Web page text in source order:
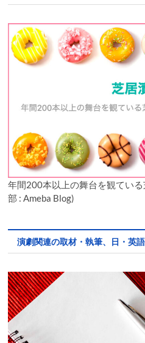
年間200本以上の舞台を観てい
部 : Ameba Blog)
演劇関連の取材・執筆、日・英